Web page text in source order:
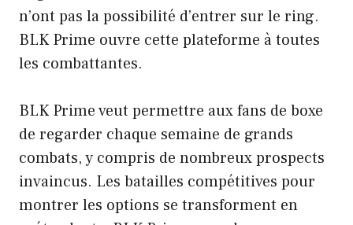
n’ont pas la possibilité d’entrer sur le ring.
BLK Prime ouvre cette plateforme à toutes
les combattantes.
BLK Prime veut permettre aux fans de boxe
de regarder chaque semaine de grands
combats, y compris de nombreux prospects
invaincus. Les batailles compétitives pour
montrer les options se transforment en